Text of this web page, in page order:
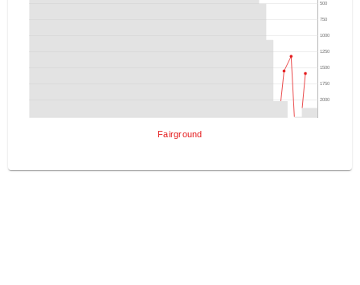
500
750
1000
1250
1500
1750
2000
Fairground